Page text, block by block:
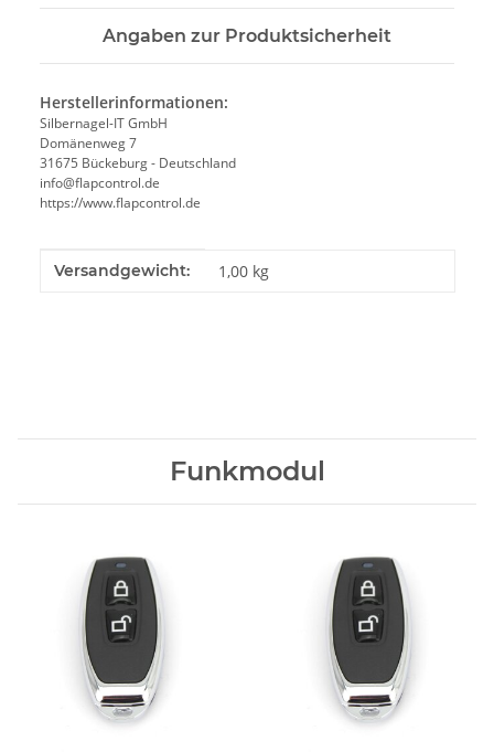
Angaben zur Produktsicherheit
Herstellerinformationen:
Silbernagel-IT GmbH
Domänenweg 7
31675 Bückeburg - Deutschland
info@flapcontrol.de
https://www.flapcontrol.de
Produkteigenschaft
Wert
Versandgewicht: 1,00 kg
Funkmodul